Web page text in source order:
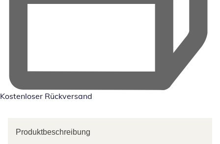
Kostenloser Rückversand
Produktbeschreibung